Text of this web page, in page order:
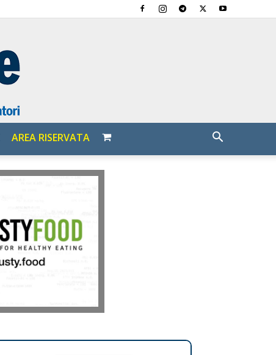
AREA RISERVATA